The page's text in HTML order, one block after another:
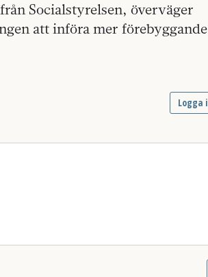
Socialstyrelsen, överväger
att införa mer förebyggande